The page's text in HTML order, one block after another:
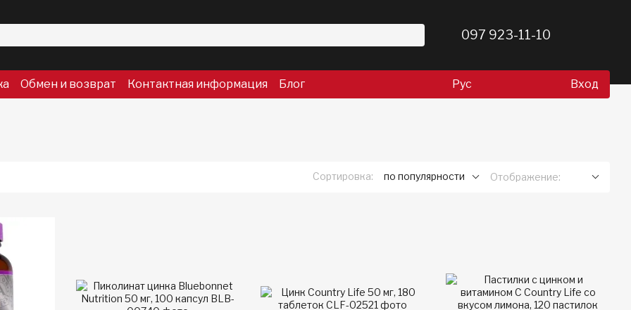
097 923-11-10
Обмен и возврат Контактная информация Блог Рус Вход
Сортировка: по популярности Отображение: